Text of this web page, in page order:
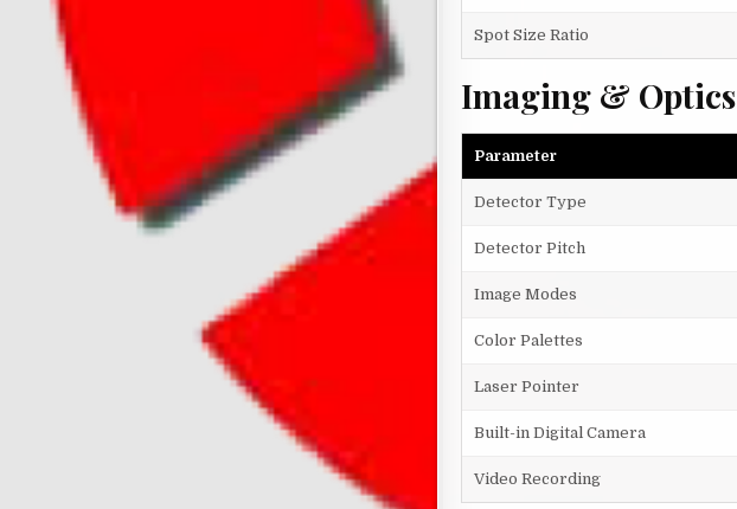
Spot Size Ratio
Imaging & Optics
Parameter
Detector Type
Detector Pitch
Image Modes
Color Palettes
Laser Pointer
Built-in Digital Camera
Video Recording